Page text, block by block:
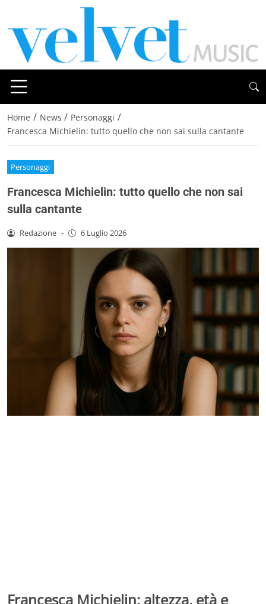
Home / News / Personaggi /
Francesca Michielin: tutto quello che non sai sulla cantante
Personaggi
Francesca Michielin: tutto quello che non sai
sulla cantante
Redazione - 6 Luglio 2026
Francesca Michielin: altezza, età e